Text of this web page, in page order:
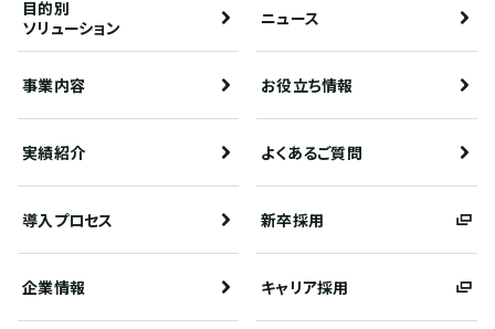
目的別
ソリューション
ニュース
事業内容 お役立ち情報
実績紹介 よくあるご質問
導入プロセス 新卒採用
企業情報 キャリア採用